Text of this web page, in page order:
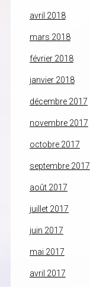
avril 2018
mars 2018
février 2018
janvier 2018
décembre 2017
novembre 2017
octobre 2017
septembre 2017
août 2017
juillet 2017
juin 2017
mai 2017
avril 2017